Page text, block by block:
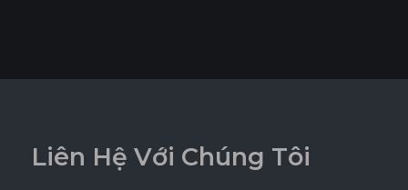
Liên Hệ Với Chúng Tôi